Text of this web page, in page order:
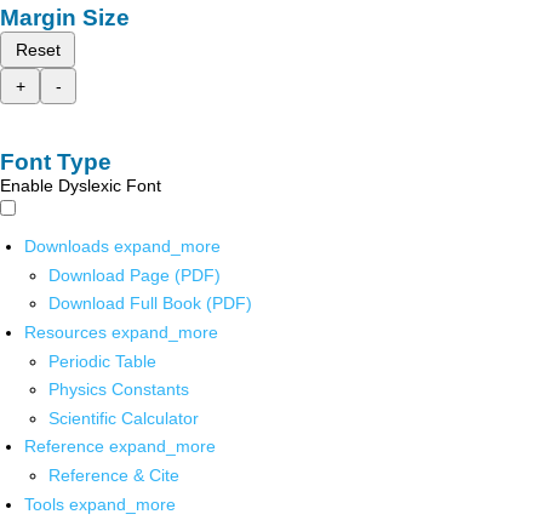
Margin Size
Reset
+
-
Font Type
Enable Dyslexic Font
Downloads expand_more
Download Page (PDF)
Download Full Book (PDF)
Resources expand_more
Periodic Table
Physics Constants
Scientific Calculator
Reference expand_more
Reference & Cite
Tools expand_more